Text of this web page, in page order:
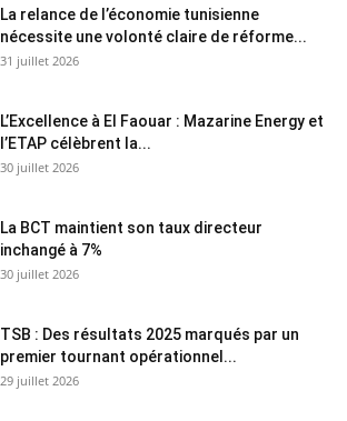
La relance de l’économie tunisienne
nécessite une volonté claire de réforme...
31 juillet 2026
L’Excellence à El Faouar : Mazarine Energy et
l’ETAP célèbrent la...
30 juillet 2026
La BCT maintient son taux directeur
inchangé à 7%
30 juillet 2026
TSB : Des résultats 2025 marqués par un
premier tournant opérationnel...
29 juillet 2026